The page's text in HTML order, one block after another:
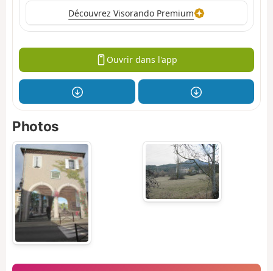
Découvrez Visorando Premium
Ouvrir dans l'app
Photos